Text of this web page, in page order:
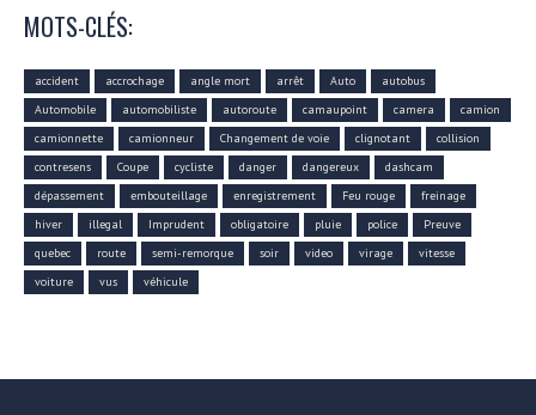
MOTS-CLÉS:
accident accrochage angle mort arrêt Auto
autobus
Automobile
automobiliste autoroute camaupoint camera
camion
camionnette
camionneur Changement de voie clignotant
collision
contresens
Coupe cycliste danger dangereux
dashcam
dépassement
embouteillage enregistrement Feu rouge
freinage
hiver
illegal Imprudent obligatoire pluie police
Preuve
quebec
route semi-remorque soir video virage
vitesse
voiture
vus véhicule